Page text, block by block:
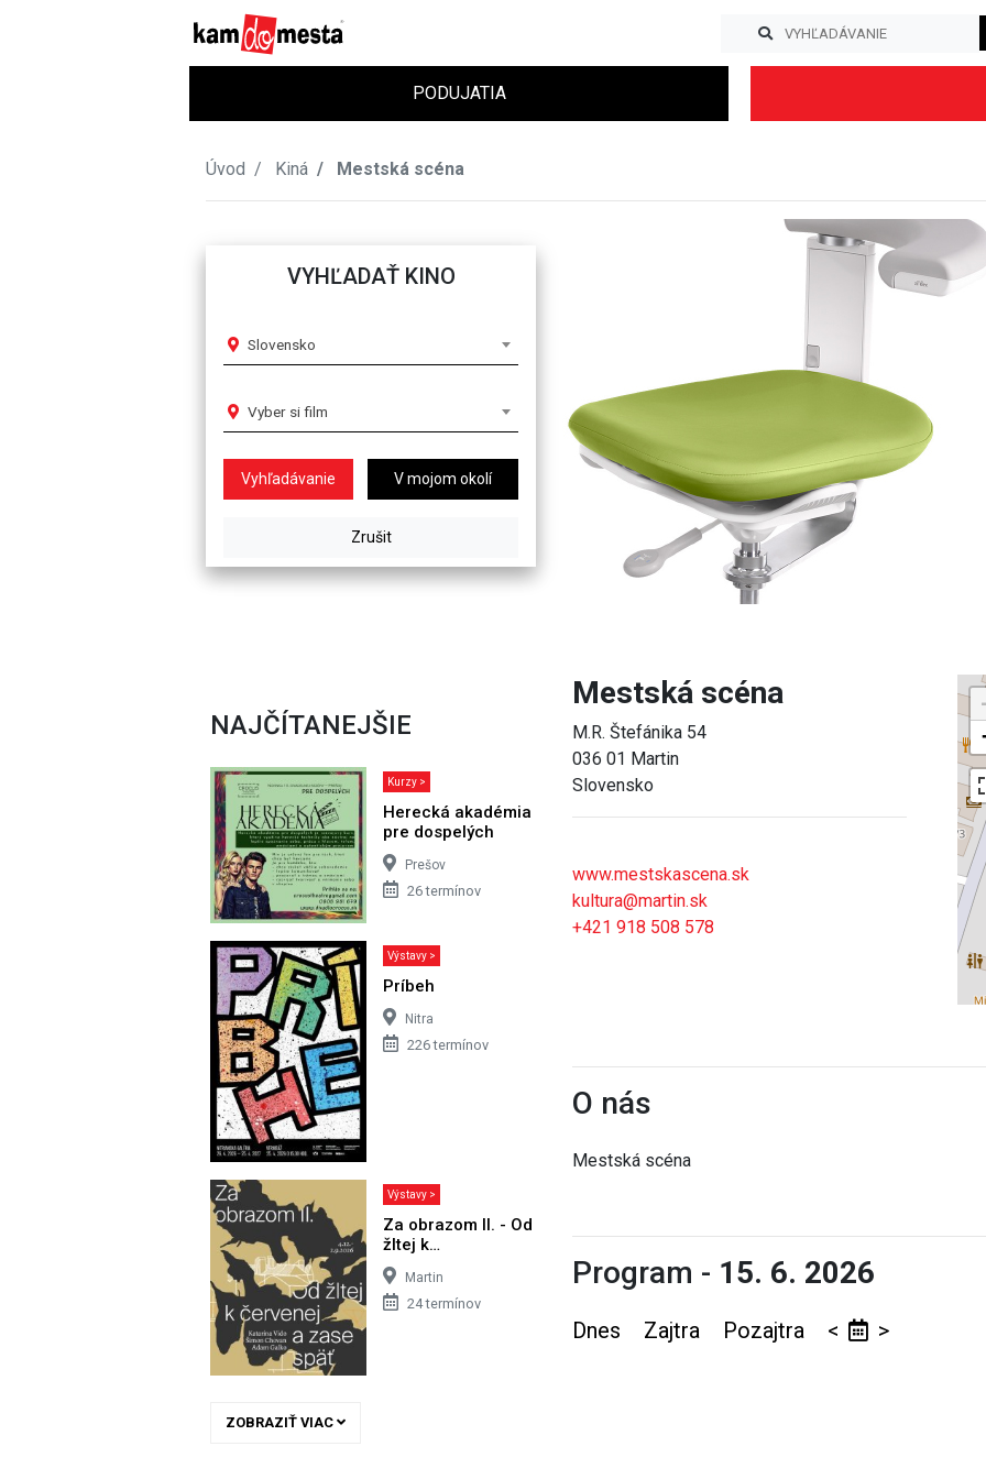
PODUJATIA
Úvod Kiná Mestská scéna
VYHĽADAŤ KINO
Slovensko
Vyber si film
V mojom okolí
Previous
NAJČÍTANEJŠIE
Kurzy >
Herecká akadémia
pre dospelých
Prešov
26 termínov
Výstavy >
Príbeh
Nitra
226 termínov
Výstavy >
Za obrazom II. - Od
žltej k…
Martin
24 termínov
ZOBRAZIŤ VIAC
Mestská scéna
M.R. Štefánika 54
036 01 Martin
Slovensko
www.mestskascena.sk
kultura@martin.sk
+421 918 508 578
O nás
Mestská scéna
Program - 15. 6. 2026
Dnes Zajtra Pozajtra < >